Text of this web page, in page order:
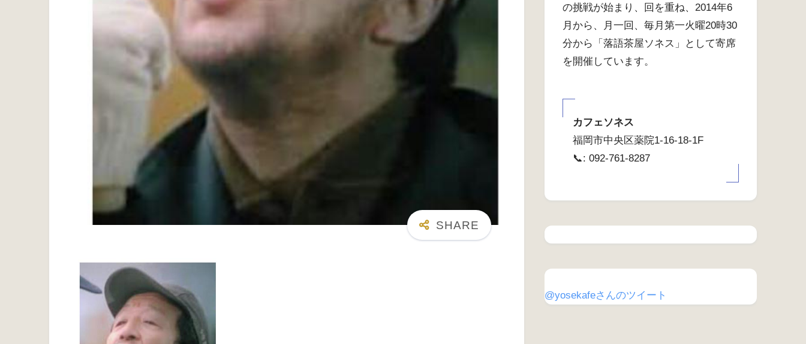
の挑戦が始まり、回を重ね、2014年6
月から、月一回、毎月第一火曜20時30
分から「落語茶屋ソネス」として寄席
を開催しています。
カフェソネス
福岡市中央区薬院1-16-18-1F
📞: 092-761-8287
@yosekafeさんのツイート